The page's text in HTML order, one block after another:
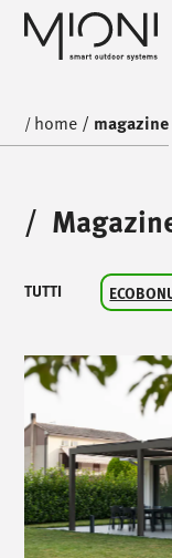
/home / magazine
/
TUTTI